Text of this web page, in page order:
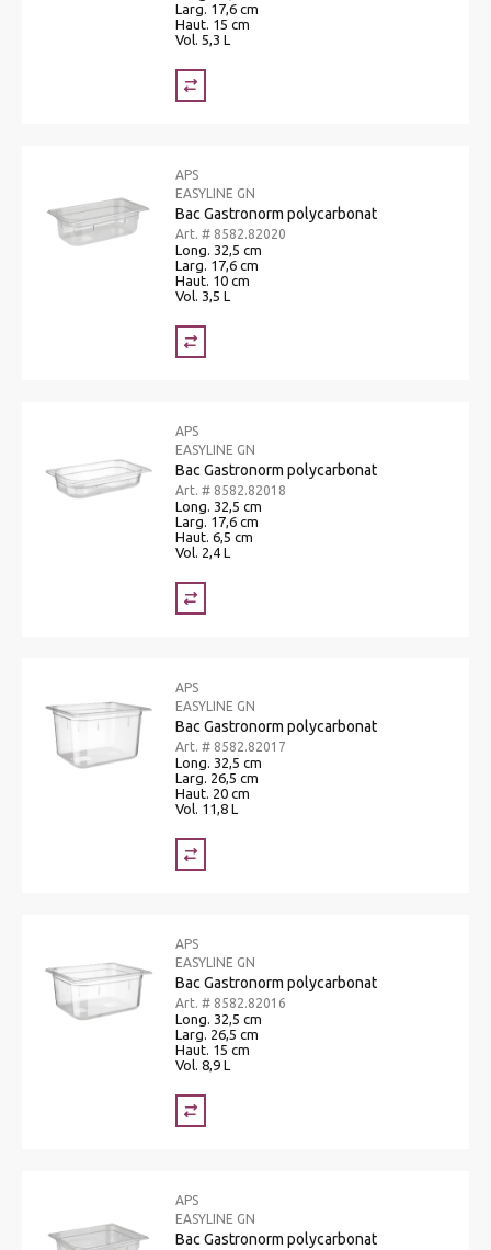
Larg. 17,6 cm
Haut. 15 cm
Vol. 5,3 L
APS
EASYLINE GN
Bac Gastronorm polycarbonat
Art. # 8582.82020
Long. 32,5 cm
Larg. 17,6 cm
Haut. 10 cm
Vol. 3,5 L
APS
EASYLINE GN
Bac Gastronorm polycarbonat
Art. # 8582.82018
Long. 32,5 cm
Larg. 17,6 cm
Haut. 6,5 cm
Vol. 2,4 L
APS
EASYLINE GN
Bac Gastronorm polycarbonat
Art. # 8582.82017
Long. 32,5 cm
Larg. 26,5 cm
Haut. 20 cm
Vol. 11,8 L
APS
EASYLINE GN
Bac Gastronorm polycarbonat
Art. # 8582.82016
Long. 32,5 cm
Larg. 26,5 cm
Haut. 15 cm
Vol. 8,9 L
APS
EASYLINE GN
Bac Gastronorm polycarbonat